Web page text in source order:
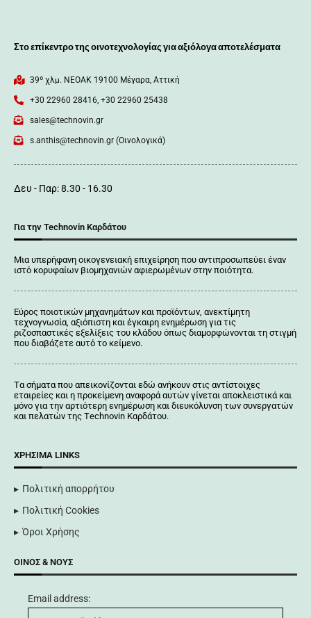
Στο επίκεντρο της οινοτεχνολογίας για αξιόλογα αποτελέσματα
39º χλμ. ΝΕΟΑΚ 19100 Mέγαρα, Αττική
+30 22960 28416, +30 22960 25438
sales@technovin.gr
s.anthis@technovin.gr (Οινολογικά)
Δευ - Παρ: 8.30 - 16.30
Για την Technovin Καρδάτου
Μια υπερήφανη οικογενειακή επιχείρηση που αντιπροσωπεύει έναν
ιστό κορυφαίων βιομηχανιών αφιερωμένων στην ποιότητα.
Εύρος ποιοτικών μηχανημάτων και προϊόντων, ανεκτίμητη
τεχνογνωσία, αξιόπιστη και έγκαιρη ενημέρωση για τις
ριζοσπαστικές εξελίξεις του κλάδου όπως διαμορφώνονται τη στιγμή
που διαβάζετε αυτό το κείμενο.
Tα σήματα που απεικονίζονται εδώ ανήκουν στις αντίστοιχες
εταιρείες και η προκείμενη αναφορά αυτών γίνεται αποκλειστικά και
μόνο για την αρτιότερη ενημέρωση και διευκόλυνση των συνεργατών
και πελατών της Τechnovin Kαρδάτου.
ΧΡΉΣΙΜΑ LINKS
Πολιτική απορρήτου
Πολιτική Cookies
Όροι Χρήσης
ΟΊΝΟΣ & ΝΟΥΣ
Email address: